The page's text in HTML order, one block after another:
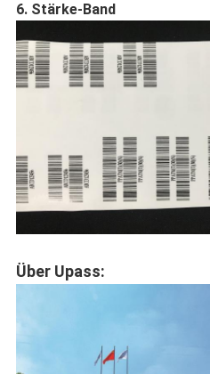
6. Stärke-Band
Über Upass: